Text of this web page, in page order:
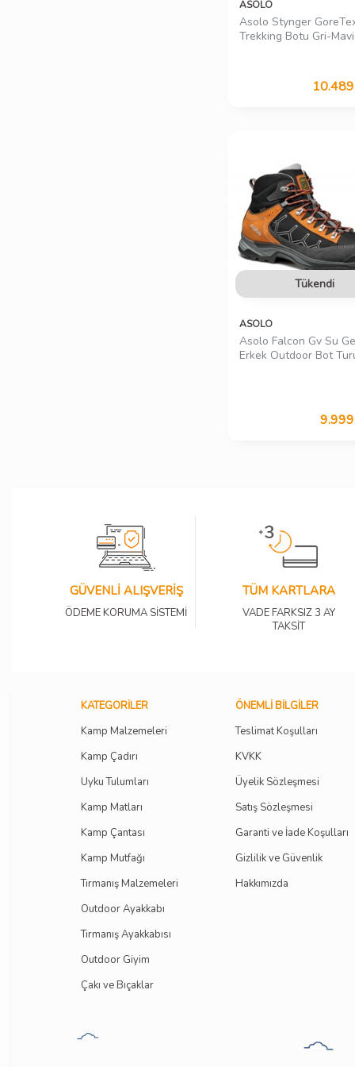
ASOLO
Asolo Stynger
Trekking Botu Gri-Mavi
Tükendi
ASOLO
Asolo Falcon Gv Su
Erkek Outdoor Bot
GÜVENLİ ALIŞVERİŞ
ÖDEME KORUMA SİSTEMİ
TÜM KARTLARA
VADE FARKSIZ 3 AY
TAKSİT
KATEGORILER
Kamp Malzemeleri
Kamp Çadırı
Uyku Tulumları
Kamp Matları
Kamp Çantası
Kamp Mutfağı
Tırmanış Malzemeleri
Outdoor Ayakkabı
Tırmanış Ayakkabısı
Outdoor Giyim
Çakı ve Bıçaklar
ÖNEMLI BILGILER
Teslimat Koşulları
KVKK
Üyelik Sözleşmesi
Satış Sözleşmesi
Garanti ve İade Koşulları
Gizlilik ve Güvenlik
Hakkımızda